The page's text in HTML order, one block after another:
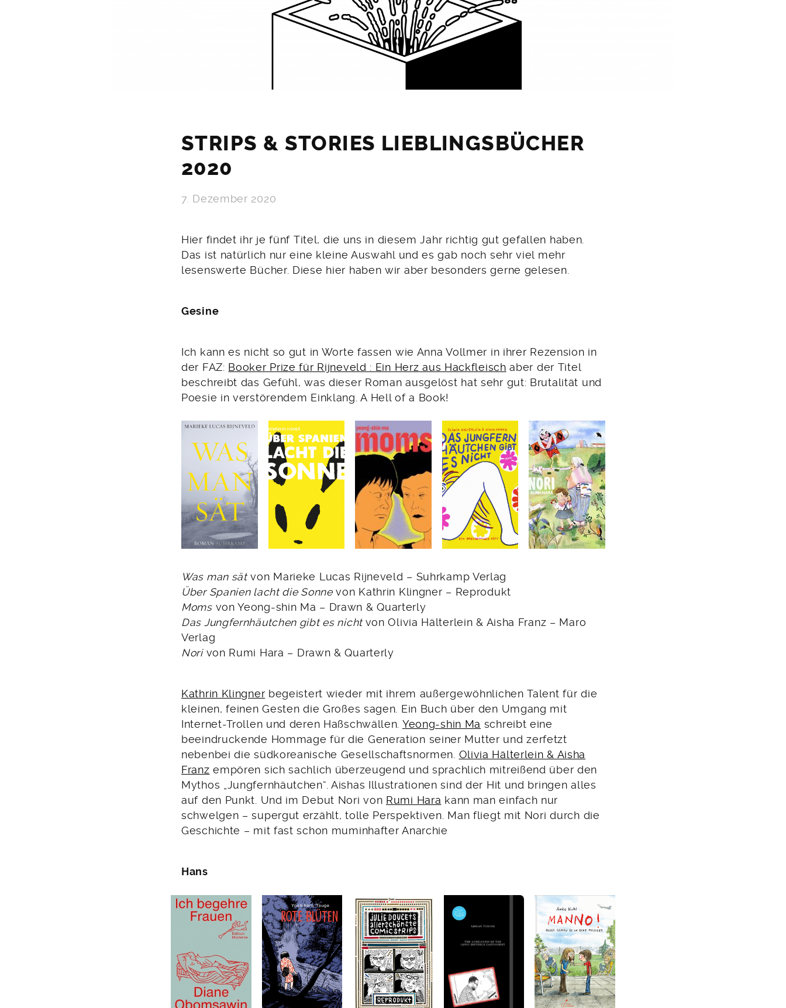
STRIPS & STORIES LIEBLINGSBÜCHER
2020
7. Dezember 2020
Hier findet ihr je fünf Titel, die uns in diesem Jahr richtig gut gefallen haben.
Das ist natürlich nur eine kleine Auswahl und es gab noch sehr viel mehr
lesenswerte Bücher. Diese hier haben wir aber besonders gerne gelesen.
Gesine
Ich kann es nicht so gut in Worte fassen wie Anna Vollmer in ihrer Rezension in
der FAZ: Booker Prize für Rijneveld : Ein Herz aus Hackfleisch aber der Titel
beschreibt das Gefühl, was dieser Roman ausgelöst hat sehr gut: Brutalität und
Poesie in verstörendem Einklang. A Hell of a Book!
Was man sätvon Marieke Lucas Rijneveld – Suhrkamp Verlag
Über Spanien lacht die Sonnevon Kathrin Klingner – Reprodukt
Momsvon Yeong-shin Ma – Drawn & Quarterly
Das Jungfernhäutchen gibt es nicht von Olivia Hälterlein & Aisha Franz – Maro
Verlag
Norivon Rumi Hara – Drawn & Quarterly
Kathrin Klingner begeistert wieder mit ihrem außergewöhnlichen Talent für die
kleinen, feinen Gesten die Großes sagen. Ein Buch über den Umgang mit
Internet-Trollen und deren Haßschwällen. Yeong-shin Ma schreibt eine
beeindruckende Hommage für die Generation seiner Mutter und zerfetzt
nebenbei die südkoreanische Gesellschaftsnormen. Olivia Hälterlein & Aisha
Franz empören sich sachlich überzeugend und sprachlich mitreißend über den
Mythos „Jungfernhäutchen“. Aishas Illustrationen sind der Hit und bringen alles
auf den Punkt. Und im Debut Nori von Rumi Hara kann man einfach nur
schwelgen – supergut erzählt, tolle Perspektiven. Man fliegt mit Nori durch die
Geschichte – mit fast schon muminhafter Anarchie
Hans